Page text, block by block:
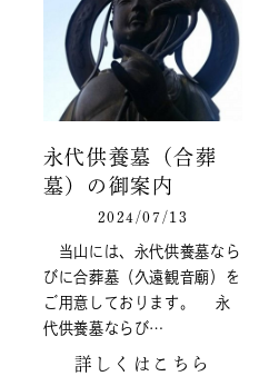
永代供養墓（合葬
墓）の御案内
2024/07/13
当山には、永代供養墓なら
びに合葬墓（久遠観音廟）を
ご用意しております。 永
代供養墓ならび…
詳しくはこちら